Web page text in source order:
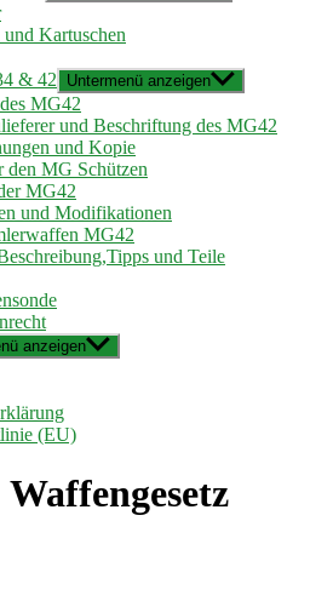
Kartuschen
& 42
Untermenü anzeigen
MG42
und Beschriftung des MG42
und Kopie
den MG Schützen
MG42
und Modifikationen
MG42
und Teile
anzeigen
(EU)
Waffengesetz